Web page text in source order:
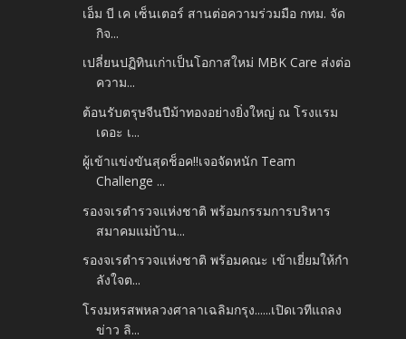
เอ็ม บี เค เซ็นเตอร์ สานต่อความร่วมมือ กทม. จัด
กิจ...
เปลี่ยนปฏิทินเก่าเป็นโอกาสใหม่ MBK Care ส่งต่อ
ความ...
ต้อนรับตรุษจีนปีม้าทองอย่างยิ่งใหญ่ ณ โรงแรม
เดอะ เ...
ผู้เข้าแข่งขันสุดช็อค!!เจอจัดหนัก Team
Challenge ...
รองจเรตำรวจแห่งชาติ พร้อมกรรมการบริหาร
สมาคมแม่บ้าน...
รองจเรตำรวจแห่งชาติ พร้อมคณะ เข้าเยี่ยมให้กำ
ลังใจต...
โรงมหรสพหลวงศาลาเฉลิมกรุง......เปิดเวทีแถลง
ข่าว ลิ...